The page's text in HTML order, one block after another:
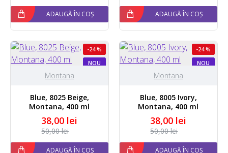
ADAUGĂ ÎN COȘ ADAUGĂ ÎN COȘ
NOU
-24 %
Montana
Blue, 8025 Beige,
Montana, 400 ml
38,00 lei
50,00 lei
ADAUGĂ ÎN COȘ
NOU
-24 %
Montana
Blue, 8005 Ivory,
Montana, 400 ml
38,00 lei
50,00 lei
ADAUGĂ ÎN COȘ